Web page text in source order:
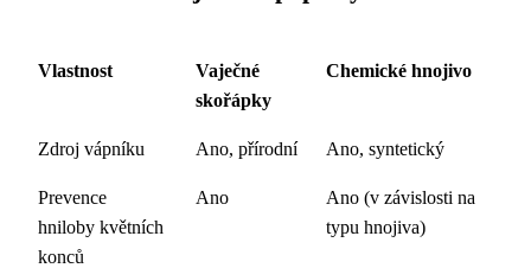
Vlastnost
Vaječné
skořápky
Chemické hnojivo
Zdroj vápníku Ano, přírodní Ano, syntetický
Prevence
hniloby květních
konců
Ano
Ano (v závislosti na
typu hnojiva)